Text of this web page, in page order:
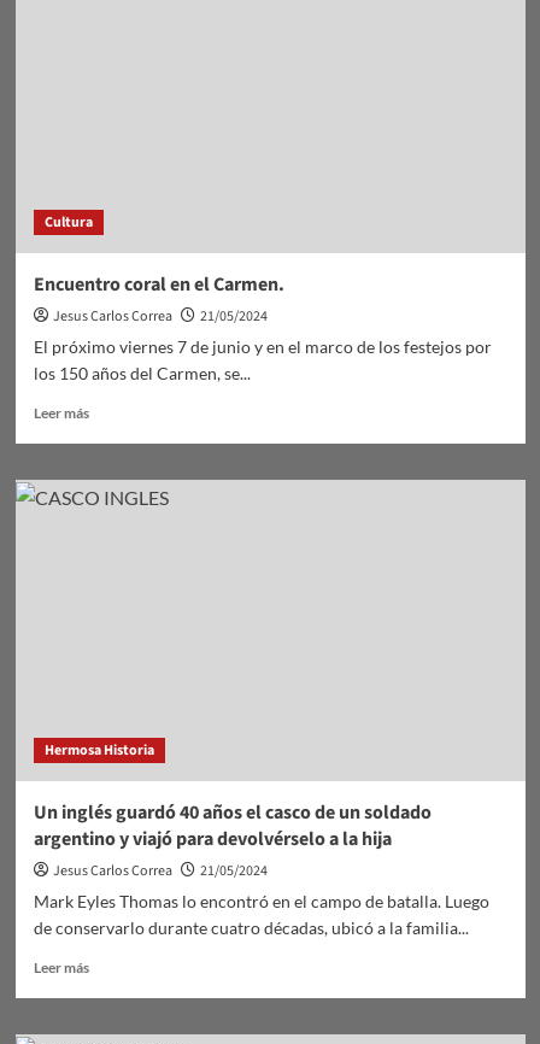
Cultura
Encuentro coral en el Carmen.
Jesus Carlos Correa
21/05/2024
El próximo viernes 7 de junio y en el marco de los festejos por
los 150 años del Carmen, se...
Leer másLeer
Encuentro
coral
Hermosa Historia
Un inglés guardó 40 años el casco de un soldado
argentino y viajó para devolvérselo a la hija
Jesus Carlos Correa
21/05/2024
Mark Eyles Thomas lo encontró en el campo de batalla. Luego
de conservarlo durante cuatro décadas, ubicó a la familia...
Leer másLeer
Un